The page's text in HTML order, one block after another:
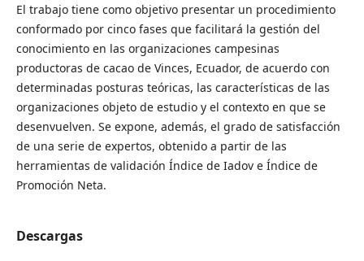
El trabajo tiene como objetivo presentar un procedimiento
conformado por cinco fases que facilitará la gestión del
conocimiento en las organizaciones campesinas
productoras de cacao de Vinces, Ecuador, de acuerdo con
determinadas posturas teóricas, las características de las
organizaciones objeto de estudio y el contexto en que se
desenvuelven. Se expone, además, el grado de satisfacción
de una serie de expertos, obtenido a partir de las
herramientas de validación Índice de Iadov e Índice de
Promoción Neta.
Descargas